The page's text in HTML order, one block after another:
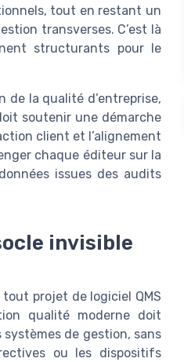
tout en restant un
transverses. C’est là
structurants pour le
de la qualité d’entreprise,
soutenir une démarche
client et l’alignement
chaque éditeur sur la
issues des audits
invisible
projet de logiciel QMS
qualité moderne doit
de gestion, sans
ou les dispositifs